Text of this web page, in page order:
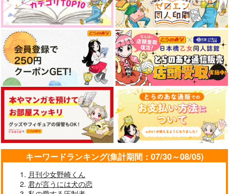
PURE GOLD （オマ
ケなし）
ラー油天国
677円 （税込）
弟×兄
サンプル
作品詳細
【オマケなし】猫殺し
くんはスキだらけ
湯屋
755円（税込）
南泉一文字×山姥切長義
サンプル
その顔××につき！(オ
マケなし)
cy99
787円（税込）
カイザー×潔世一
サンプル
ONE CHANCE!
専売 707円（税込）
刀剣乱舞
山姥切国広×山姥切長義
サンプル
カート
C.latte
472円（税込）
刀剣乱舞
山姥切国広×山姥切長義
サンプル
カート
あめだまファクトリ
ー
550
刀剣乱舞
山姥切国広×山姥切長義
サンプル
カート
キーワードランキング(集計期間：07/30～08/05)
月刊少女野崎くん
君が言うには犬の恋